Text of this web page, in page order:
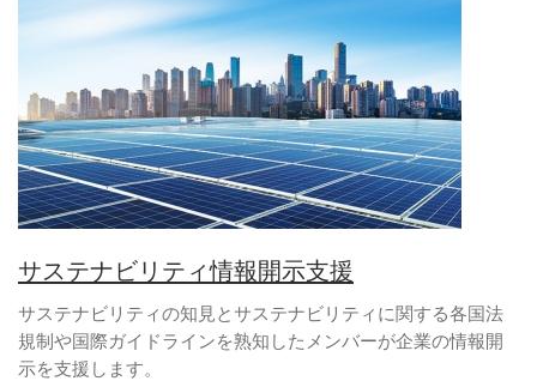
サステナビリティ情報開示支援
サステナビリティの知見とサステナビリティに関する各国法
規制や国際ガイドラインを熟知したメンバーが企業の情報開
示を支援します。